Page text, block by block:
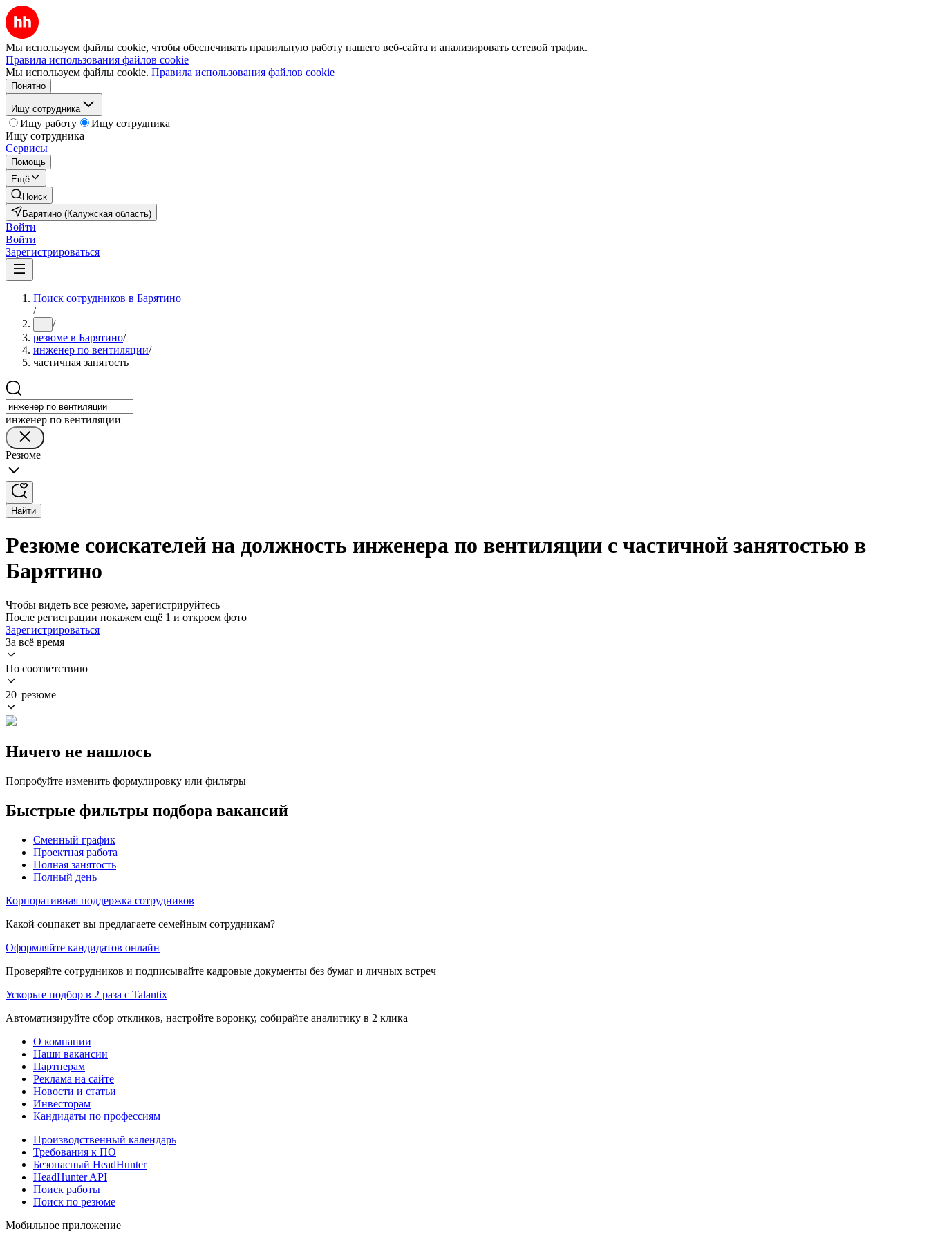
Мы используем файлы cookie, чтобы обеспечивать правильную работу нашего веб-сайта и анализировать сетевой трафик.
Правила использования файлов cookie
Мы используем файлы cookie. Правила использования файлов cookie
Понятно
Ищу сотрудника
Ищу работу
Ищу сотрудника
Ищу сотрудника
Сервисы
Помощь
Ещё
Поиск
Барятино (Калужская область)
Войти
Войти
Зарегистрироваться
Поиск сотрудников в Барятино
/
... /
резюме в Барятино/
инженер по вентиляции/
частичная занятость
инженер по вентиляции
Резюме
Найти
Резюме соискателей на должность инженера по вентиляции с частичной занятостью в
Барятино
Чтобы видеть все резюме, зарегистрируйтесь
После регистрации покажем ещё 1 и откроем фото
Зарегистрироваться
За всё время
По соответствию
20 резюме
Ничего не нашлось
Попробуйте изменить формулировку или фильтры
Быстрые фильтры подбора вакансий
Сменный график
Проектная работа
Полная занятость
Полный день
Корпоративная поддержка сотрудников
Какой соцпакет вы предлагаете семейным сотрудникам?
Оформляйте кандидатов онлайн
Проверяйте сотрудников и подписывайте кадровые документы без бумаг и личных встреч
Ускорьте подбор в 2 раза с Talantix
Автоматизируйте сбор откликов, настройте воронку, собирайте аналитику в 2 клика
О компании
Наши вакансии
Партнерам
Реклама на сайте
Новости и статьи
Инвесторам
Кандидаты по профессиям
Производственный календарь
Требования к ПО
Безопасный HeadHunter
HeadHunter API
Поиск работы
Поиск по резюме
Мобильное приложение